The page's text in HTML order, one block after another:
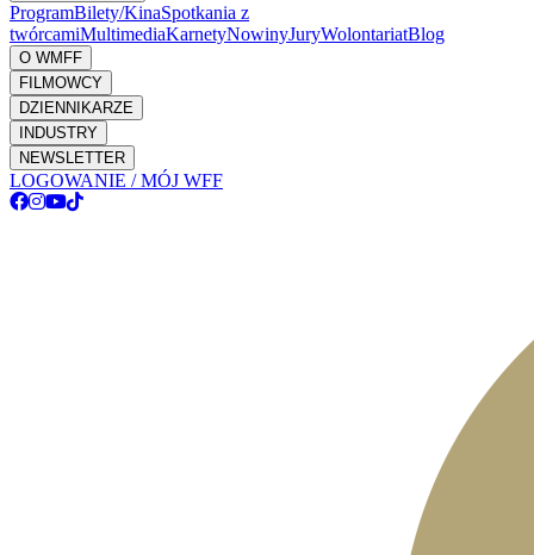
ProgramBilety/KinaSpotkania z
twórcamiMultimediaKarnetyNowinyJuryWolontariatBlog
O WMFF
FILMOWCY
DZIENNIKARZE
INDUSTRY
NEWSLETTER
LOGOWANIE / MÓJ WFF